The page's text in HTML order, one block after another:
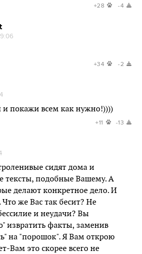
+28 -4
+34 -2
и покажи всем как нужно!))))
+11 -13
сидят дома и
тексты, подобные Вашему. А
делают конкретное дело. И
Что же Вас так бесит? Не
и неудачи? Вы
извратить факты, заменив
на "порошок". Я Вам открою
Вам это скорее всего не